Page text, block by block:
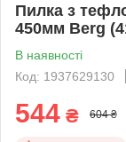
Пилка з
450мм Berg
В наявності
Код: 1937629130
544 ₴ 604 ₴